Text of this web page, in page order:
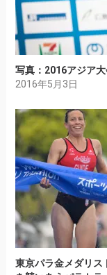
写真：2016アジア
2016年5月3日
東京パラ金メダリス